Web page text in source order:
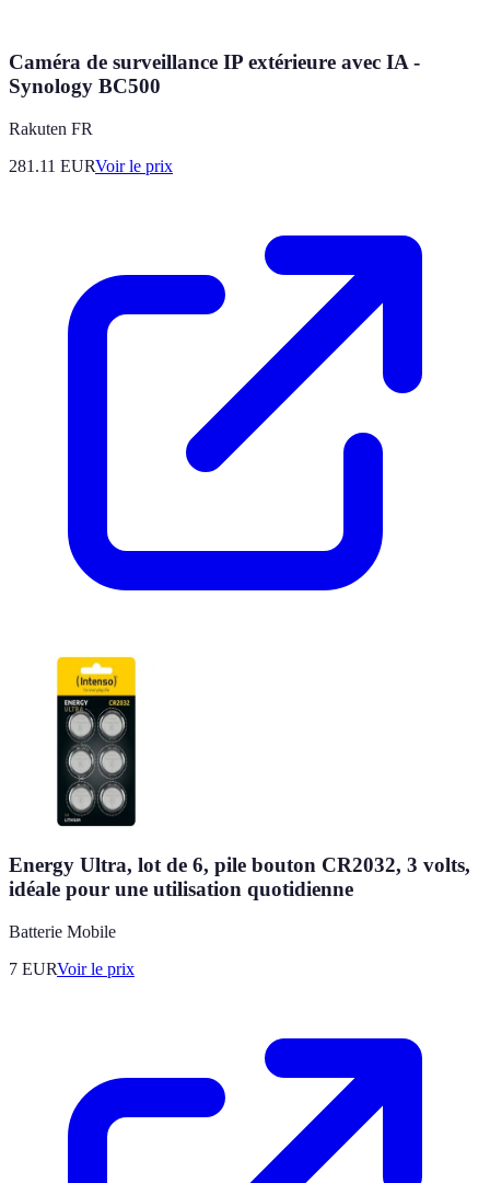
Caméra de surveillance IP extérieure avec IA -
Synology BC500
Rakuten FR
281.11 EURVoir le prix
Energy Ultra, lot de 6, pile bouton CR2032, 3 volts,
idéale pour une utilisation quotidienne
Batterie Mobile
7 EURVoir le prix